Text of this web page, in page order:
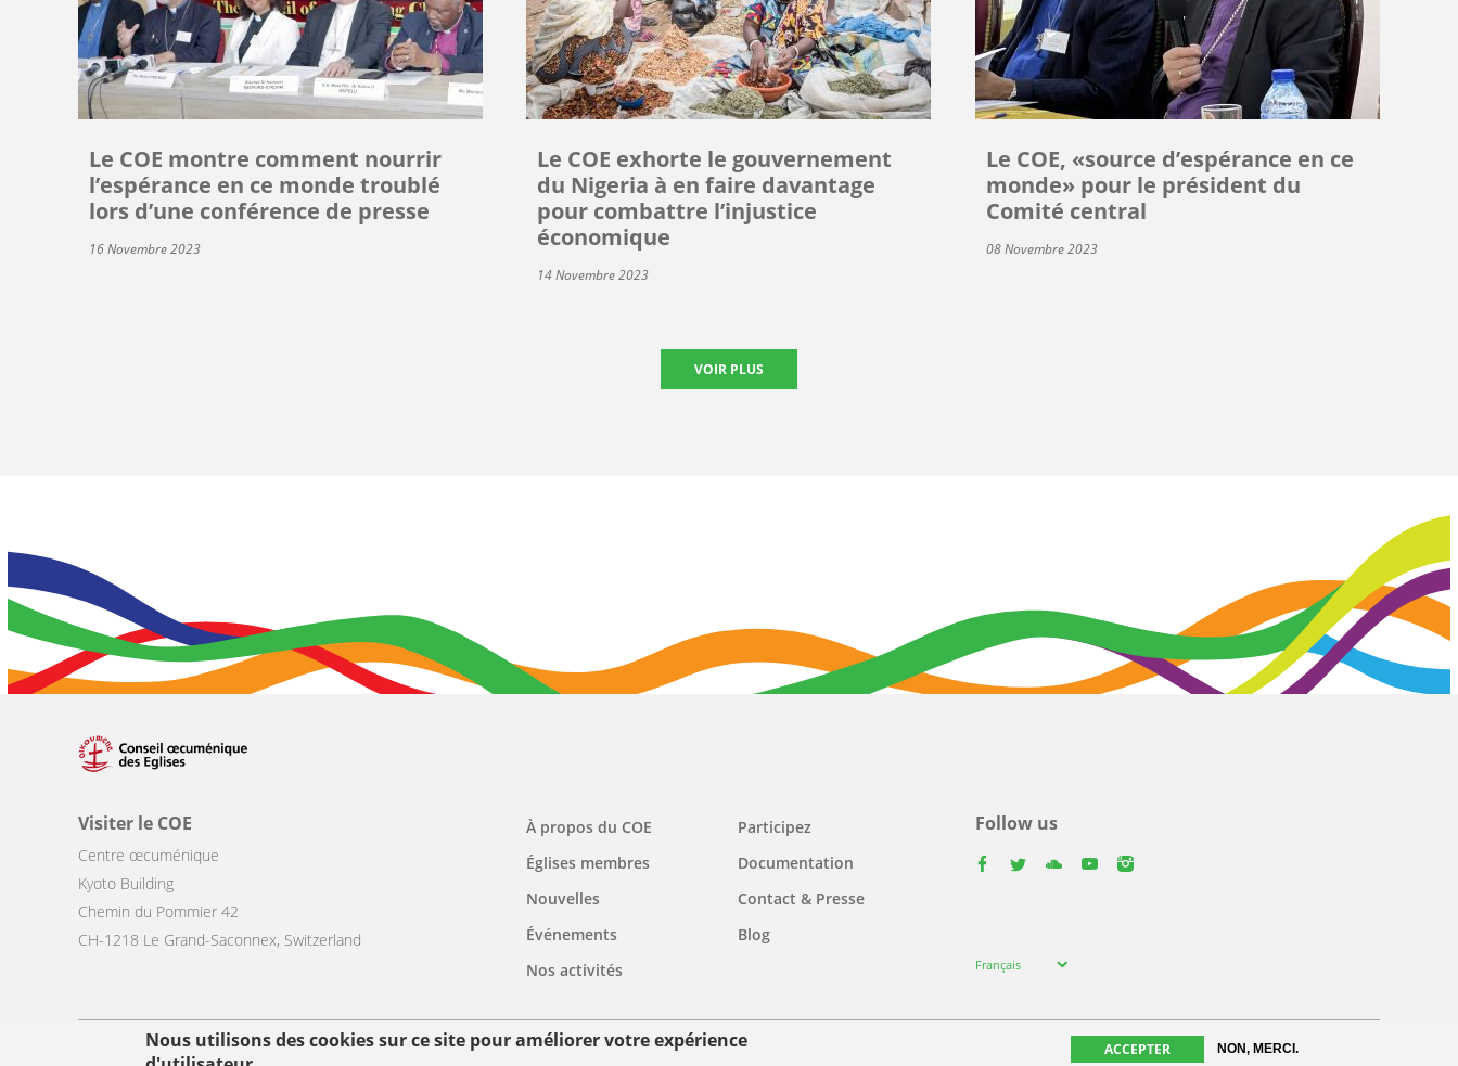
Nous utilisons des cookies sur ce site pour améliorer votre expérience
ACCEPTER NON, MERCI.
Le COE montre comment nourrir
l’espérance en ce monde troublé
lors d’une conférence de presse
16 Novembre 2023
Le COE exhorte le gouvernement
du Nigeria à en faire davantage
pour combattre l’injustice
économique
14 Novembre 2023
Le COE, «source d’espérance en ce
monde» pour le président du
Comité central
08 Novembre 2023
VOIR PLUS
Visiter le COE
Centre œcuménique
Kyoto Building
Chemin du Pommier 42
CH-1218 Le Grand-Saconnex, Switzerland
Main
navigation
À propos du COE
Églises membres
Nouvelles
Événements
Nos activités
Participez
Documentation
Contact & Presse
Blog
Follow us
your
Français